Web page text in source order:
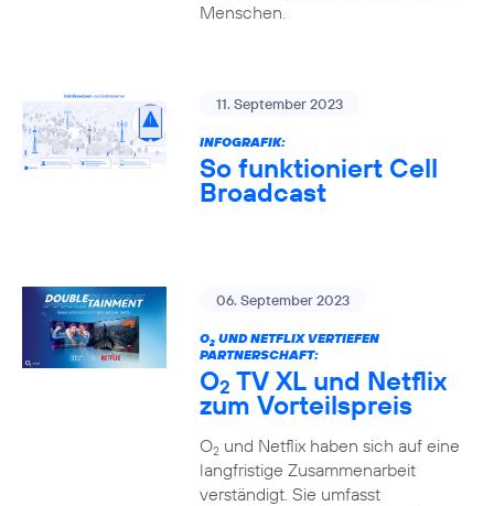
Menschen.
11. September 2023
INFOGRAFIK:
So funktioniert Cell
Broadcast
06. September 2023
O2UND NETFLIX VERTIEFEN
PARTNERSCHAFT:
O2 TV XL und Netflix
zum Vorteilspreis
O2und Netflix haben sich auf eine
langfristige Zusammenarbeit
verständigt. Sie umfasst